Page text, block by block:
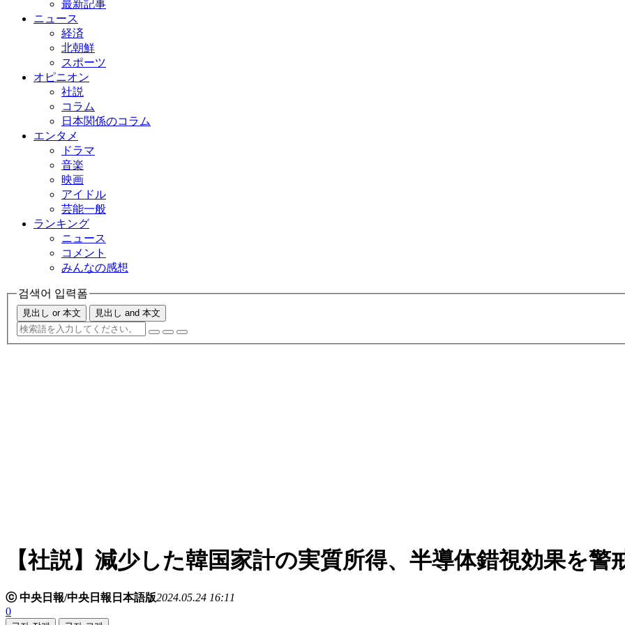
最新記事
ニュース
経済
北朝鮮
スポーツ
オピニオン
社説
コラム
日本関係のコラム
エンタメ
ドラマ
音楽
映画
アイドル
芸能一般
ランキング
ニュース
コメント
みんなの感想
검색어 입력폼
見出し or 本文 見出し and 本文
【社説】減少した韓国家計の実質所得、半導体錯視効果を警
ⓒ 中央日報/中央日報日本語版2024.05.24 16:11
0